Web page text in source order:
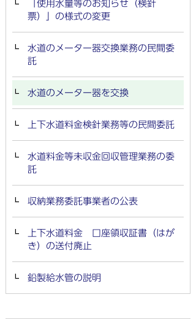
「使用水量等のお知らせ（検針
票）」の様式の変更
水道のメーター器交換業務の民間委
託
水道のメーター器を交換
上下水道料金検針業務等の民間委託
水道料金等未収金回収管理業務の委
託
収納業務委託事業者の公表
上下水道料金 口座領収証書（はが
き）の送付廃止
鉛製給水管の説明